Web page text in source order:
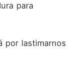
para
por lastimarnos